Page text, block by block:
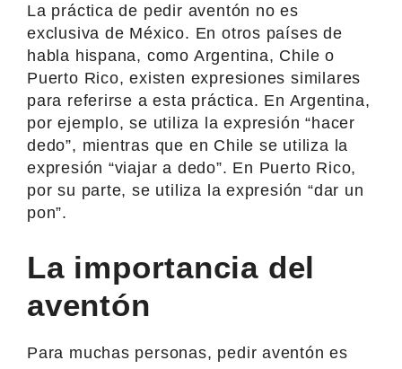
La práctica de pedir aventón no es
exclusiva de México. En otros países de
habla hispana, como Argentina, Chile o
Puerto Rico, existen expresiones similares
para referirse a esta práctica. En Argentina,
por ejemplo, se utiliza la expresión “hacer
dedo”, mientras que en Chile se utiliza la
expresión “viajar a dedo”. En Puerto Rico,
por su parte, se utiliza la expresión “dar un
pon”.
La importancia del
aventón
Para muchas personas, pedir aventón es